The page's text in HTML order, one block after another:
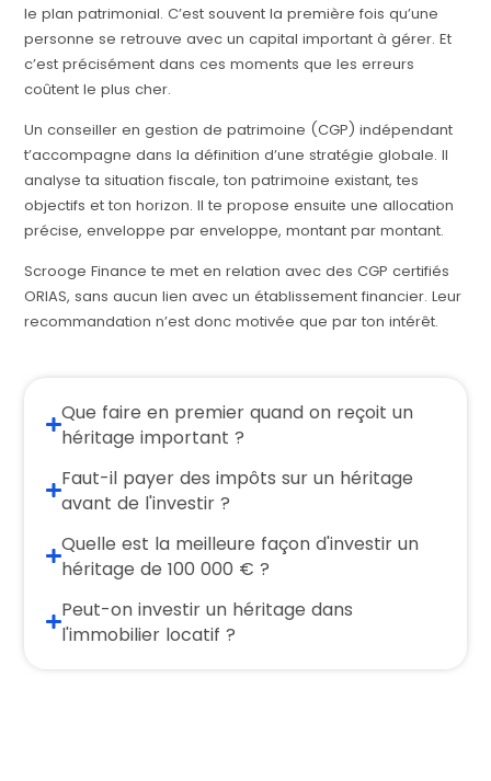
le plan patrimonial. C’est souvent la première fois qu’une
personne se retrouve avec un capital important à gérer. Et
c’est précisément dans ces moments que les erreurs
coûtent le plus cher.
Un conseiller en gestion de patrimoine (CGP) indépendant
t’accompagne dans la définition d’une stratégie globale. Il
analyse ta situation fiscale, ton patrimoine existant, tes
objectifs et ton horizon. Il te propose ensuite une allocation
précise, enveloppe par enveloppe, montant par montant.
Scrooge Finance te met en relation avec des CGP certifiés
ORIAS, sans aucun lien avec un établissement financier. Leur
recommandation n’est donc motivée que par ton intérêt.
Que faire en premier quand on reçoit un
héritage important ?
Faut-il payer des impôts sur un héritage
avant de l'investir ?
Quelle est la meilleure façon d'investir un
héritage de 100 000 € ?
Peut-on investir un héritage dans
l'immobilier locatif ?